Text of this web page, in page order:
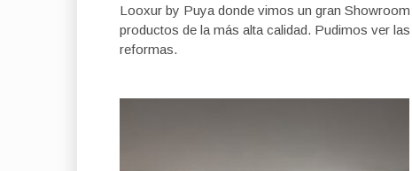
Looxur by Puya donde vimos un gran
productos de la más alta calidad. Pudimos ver
reformas.